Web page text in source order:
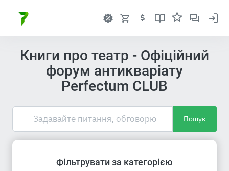
Книги про театр - Офіційний
форум антикваріату
Perfectum CLUB
Пошук
Фільтрувати за категорією